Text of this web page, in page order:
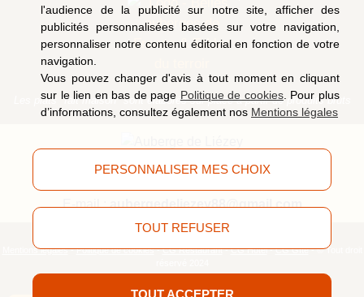
l'audience de la publicité sur notre site, afficher des
publicités personnalisées basées sur votre navigation,
personnaliser notre contenu éditorial en fonction de votre
navigation.
Vous pouvez changer d'avis à tout moment en cliquant
sur le lien en bas de page Politique de cookies. Pour plus
d’informations, consultez également nos Mentions légales
TOUT REFUSER
PERSONNALISER MES CHOIX
TOUT ACCEPTER
Les plats "fait maison" sont élaborés sur place à partir de produits bruts
9, route de Saucefaing, 88400 Liézey(Vosges)
E-mail :aubergedeliezey88@gmail.com
Mentions légales-Politique de cookies-CG Restaurant-CG Hôtel-CG Gîte- © Tout droit